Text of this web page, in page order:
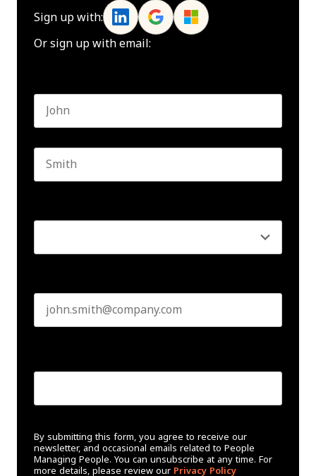
Sign up with:
Or sign up with email:
By submitting this form, you agree to receive our
newsletter, and occasional emails related to People
Managing People. You can unsubscribe at any time. For
more details, please review our Privacy Policy